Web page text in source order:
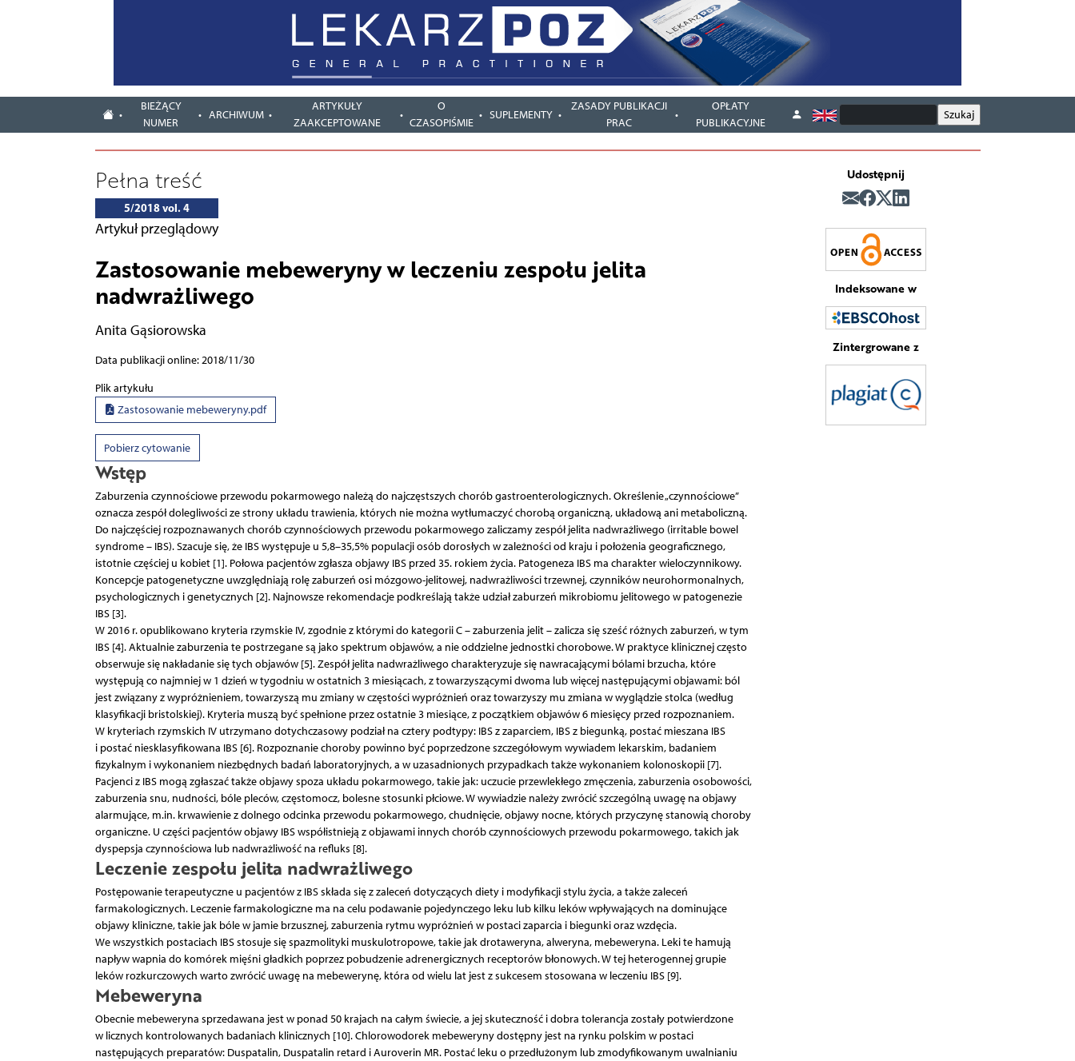
BIEŻĄCY
NUMER
ARCHIWUM
ARTYKUŁY
ZAAKCEPTOWANE
O
CZASOPIŚMIE
SUPLEMENTY
ZASADY PUBLIKACJI
PRAC
OPŁATY
PUBLIKACYJNE
Pełna treść
5/2018 vol. 4
Artykuł przeglądowy
Zastosowanie mebeweryny w leczeniu zespołu jelita
nadwrażliwego
Anita Gąsiorowska
Data publikacji online: 2018/11/30
Plik artykułu
Zastosowanie mebeweryny.pdf
Pobierz cytowanie
Wstęp
Zaburzenia czynnościowe przewodu pokarmowego należą do najczęstszych chorób gastroenterologicznych. Określenie „czynnościowe”
oznacza zespół dolegliwości ze strony układu trawienia, których nie można wytłumaczyć chorobą organiczną, układową ani metaboliczną.
Do najczęściej rozpoznawanych chorób czynnościowych przewodu pokarmowego zaliczamy zespół jelita nadwrażliwego (irritable bowel
syndrome – IBS). Szacuje się, że IBS występuje u 5,8–35,5% populacji osób dorosłych w zależności od kraju i położenia geograficznego,
istotnie częściej u kobiet [1]. Połowa pacjentów zgłasza objawy IBS przed 35. rokiem życia. Patogeneza IBS ma charakter wieloczynnikowy.
Koncepcje patogenetyczne uwzględniają rolę zaburzeń osi mózgowo-jelitowej, nadwrażliwości trzewnej, czynników neurohormonalnych,
psychologicznych i genetycznych [2]. Najnowsze rekomendacje podkreślają także udział zaburzeń mikrobiomu jelitowego w patogenezie
IBS [3].
W 2016 r. opublikowano kryteria rzymskie IV, zgodnie z którymi do kategorii C – zaburzenia jelit – zalicza się sześć różnych zaburzeń, w tym
IBS [4]. Aktualnie zaburzenia te postrzegane są jako spektrum objawów, a nie oddzielne jednostki chorobowe. W praktyce klinicznej często
obserwuje się nakładanie się tych objawów [5]. Zespół jelita nadwrażliwego charakteryzuje się nawracającymi bólami brzucha, które
występują co najmniej w 1 dzień w tygodniu w ostatnich 3 miesiącach, z towarzyszącymi dwoma lub więcej następującymi objawami: ból
jest związany z wypróżnieniem, towarzyszą mu zmiany w częstości wypróżnień oraz towarzyszy mu zmiana w wyglądzie stolca (według
klasyfikacji bristolskiej). Kryteria muszą być spełnione przez ostatnie 3 miesiące, z początkiem objawów 6 miesięcy przed rozpoznaniem.
W kryteriach rzymskich IV utrzymano dotychczasowy podział na cztery podtypy: IBS z zaparciem, IBS z biegunką, postać mieszana IBS
i postać niesklasyfikowana IBS [6]. Rozpoznanie choroby powinno być poprzedzone szczegółowym wywiadem lekarskim, badaniem
fizykalnym i wykonaniem niezbędnych badań laboratoryjnych, a w uzasadnionych przypadkach także wykonaniem kolonoskopii [7].
Pacjenci z IBS mogą zgłaszać także objawy spoza układu pokarmowego, takie jak: uczucie przewlekłego zmęczenia, zaburzenia osobowości,
zaburzenia snu, nudności, bóle pleców, częstomocz, bolesne stosunki płciowe. W wywiadzie należy zwrócić szczególną uwagę na objawy
alarmujące, m.in. krwawienie z dolnego odcinka przewodu pokarmowego, chudnięcie, objawy nocne, których przyczynę stanowią choroby
organiczne. U części pacjentów objawy IBS współistnieją z objawami innych chorób czynnościowych przewodu pokarmowego, takich jak
dyspepsja czynnościowa lub nadwrażliwość na refluks [8].
Leczenie zespołu jelita nadwrażliwego
Postępowanie terapeutyczne u pacjentów z IBS składa się z zaleceń dotyczących diety i modyfikacji stylu życia, a także zaleceń
farmakologicznych. Leczenie farmakologiczne ma na celu podawanie pojedynczego leku lub kilku leków wpływających na dominujące
objawy kliniczne, takie jak bóle w jamie brzusznej, zaburzenia rytmu wypróżnień w postaci zaparcia i biegunki oraz wzdęcia.
We wszystkich postaciach IBS stosuje się spazmolityki muskulotropowe, takie jak drotaweryna, alweryna, mebeweryna. Leki te hamują
napływ wapnia do komórek mięśni gładkich poprzez pobudzenie adrenergicznych receptorów błonowych. W tej heterogennej grupie
leków rozkurczowych warto zwrócić uwagę na mebewerynę, która od wielu lat jest z sukcesem stosowana w leczeniu IBS [9].
Mebeweryna
Obecnie mebeweryna sprzedawana jest w ponad 50 krajach na całym świecie, a jej skuteczność i dobra tolerancja zostały potwierdzone
w licznych kontrolowanych badaniach klinicznych [10]. Chlorowodorek mebeweryny dostępny jest na rynku polskim w postaci
następujących preparatów: Duspatalin, Duspatalin retard i Auroverin MR. Postać leku o przedłużonym lub zmodyfikowanym uwalnianiu
Udostępnij
Indeksowane w
Zintergrowane z